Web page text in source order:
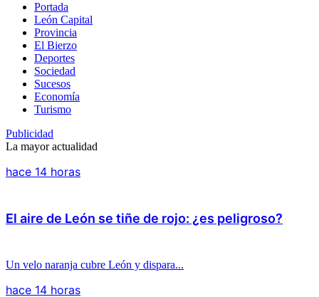
Portada
León Capital
Provincia
El Bierzo
Deportes
Sociedad
Sucesos
Economía
Turismo
Publicidad
La mayor actualidad
hace 14 horas
El aire de León se tiñe de rojo: ¿es peligroso?
Un velo naranja cubre León y dispara...
hace 14 horas